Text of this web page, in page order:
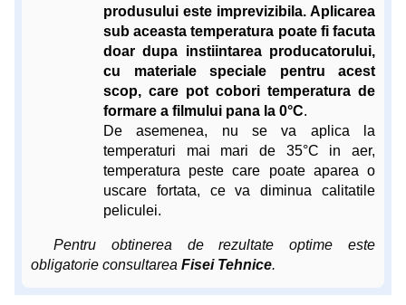
produsului este imprevizibila. Aplicarea
sub aceasta temperatura poate fi facuta
doar dupa instiintarea producatorului,
cu materiale speciale pentru acest
scop, care pot cobori temperatura de
formare a filmului pana la 0°C.
De asemenea, nu se va aplica la
temperaturi mai mari de 35°C in aer,
temperatura peste care poate aparea o
uscare fortata, ce va diminua calitatile
peliculei.
Pentru obtinerea de rezultate optime este
obligatorie consultarea Fisei Tehnice.